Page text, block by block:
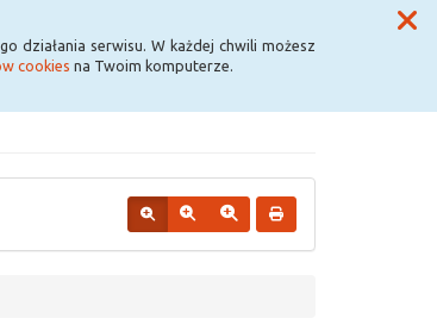
działania serwisu. W każdej chwili możesz
cookies na Twoim komputerze.